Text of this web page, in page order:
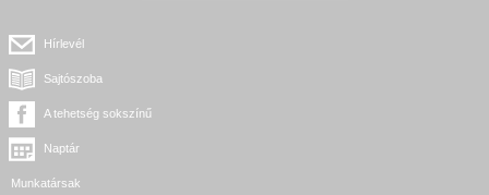
Hírlevél
Sajtószoba
A tehetség sokszínű
Naptár
Munkatársak